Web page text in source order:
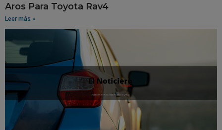
Aros Para Toyota Rav4
Leer más »